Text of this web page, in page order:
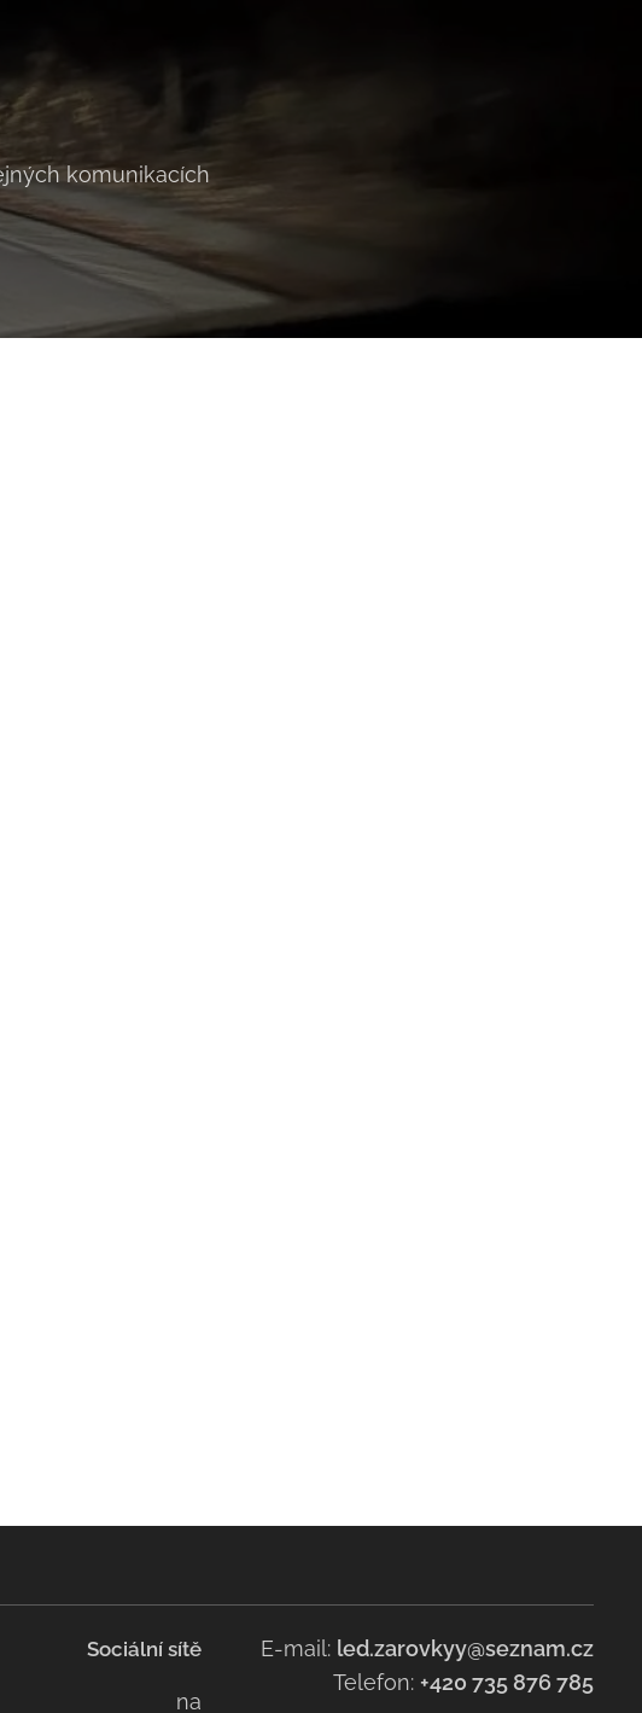
komunikacích
Sociální sítě
na
E-mail: led.zarovkyy@seznam.cz
Telefon: +420 735 876 785